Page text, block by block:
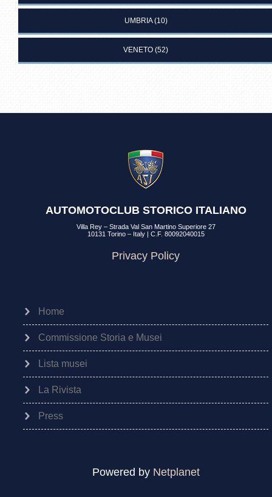
UMBRIA(10)
VENETO (52)
AUTOMOTOCLUB STORICO ITALIANO
Villa Rey – Strada Val San Martino Superiore 27
10131 Torino – Italy | C.F. 80092040015
Privacy Policy
Home
Commissione Storia e Musei
Lista musei
La Rivista
Press
Powered by Netplanet